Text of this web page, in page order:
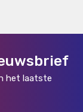
het laatste